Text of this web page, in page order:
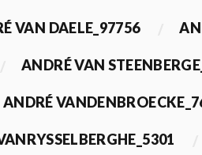
VAN DAELE_97756
ANDRÉ VAN
ANDRÉ